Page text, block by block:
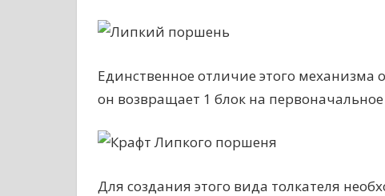
Единственное отличие этого
он возвращает 1 блок на
Для создания этого вида толкателя